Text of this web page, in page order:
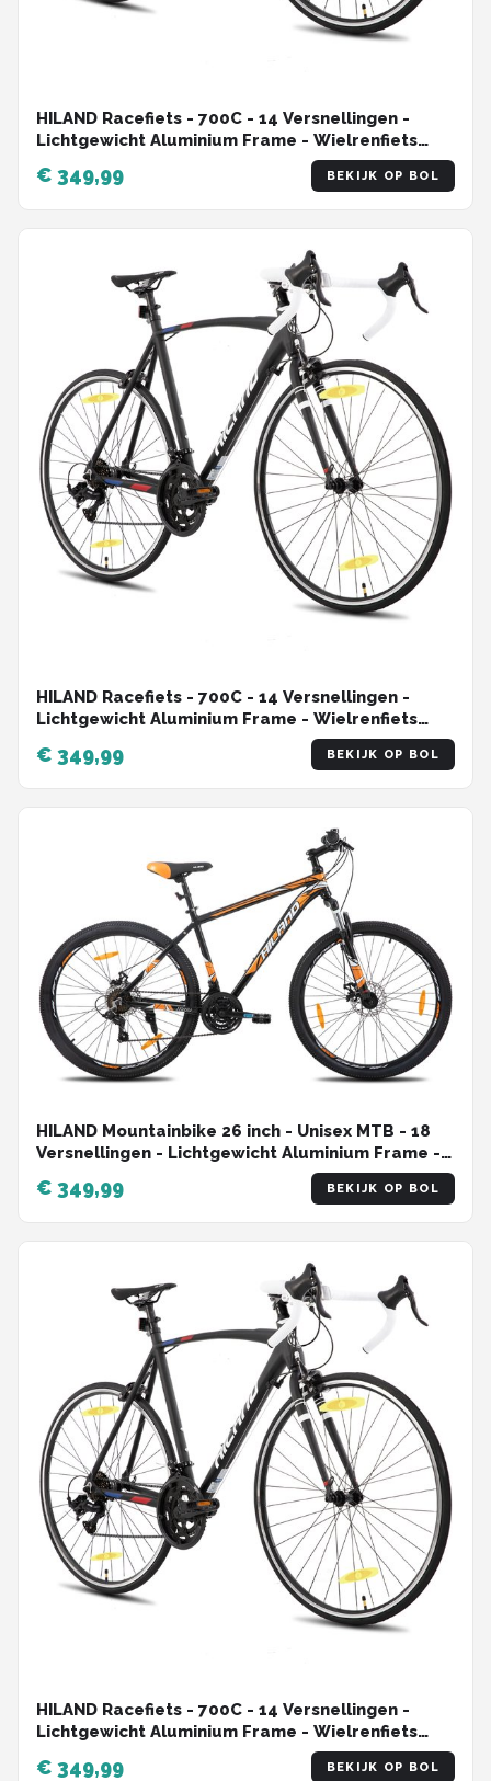
HILAND Racefiets - 700C - 14 Versnellingen -
Lichtgewicht Aluminium Frame - Wielrenfiets
€ 349,99 BEKIJK OP BOL
HILAND Racefiets - 700C - 14 Versnellingen -
Lichtgewicht Aluminium Frame - Wielrenfiets
€ 349,99 BEKIJK OP BOL
HILAND Mountainbike 26 inch - Unisex MTB - 18
Versnellingen - Lichtgewicht Aluminium Frame -
Schijfremmen - 3/6-Spaaks Sportvelgen
€ 349,99 BEKIJK OP BOL
HILAND Racefiets - 700C - 14 Versnellingen -
Lichtgewicht Aluminium Frame - Wielrenfiets
€ 349,99 BEKIJK OP BOL